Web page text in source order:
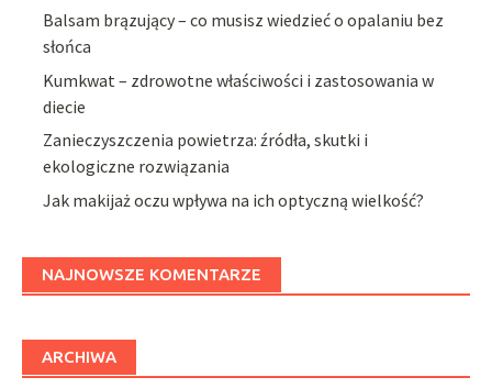
Balsam brązujący – co musisz wiedzieć o opalaniu bez
słońca
Kumkwat – zdrowotne właściwości i zastosowania w
diecie
Zanieczyszczenia powietrza: źródła, skutki i
ekologiczne rozwiązania
Jak makijaż oczu wpływa na ich optyczną wielkość?
NAJNOWSZE KOMENTARZE
ARCHIWA